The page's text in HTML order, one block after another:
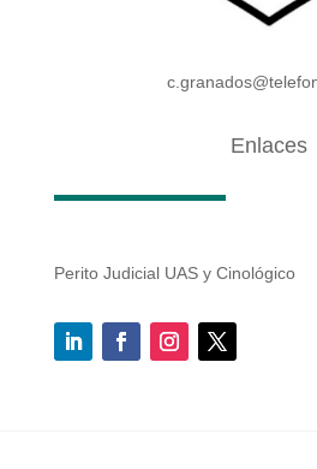
Enlaces
Perito Judicial UAS y Cinológico